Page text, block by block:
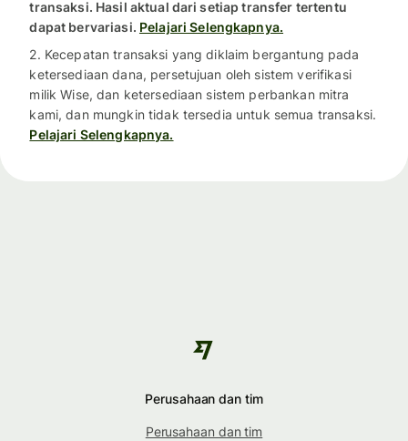
transaksi. Hasil aktual dari setiap transfer tertentu
dapat bervariasi. Pelajari Selengkapnya.
2. Kecepatan transaksi yang diklaim bergantung pada
ketersediaan dana, persetujuan oleh sistem verifikasi
milik Wise, dan ketersediaan sistem perbankan mitra
kami, dan mungkin tidak tersedia untuk semua transaksi.
Pelajari Selengkapnya.
Perusahaan dan tim
Perusahaan dan tim